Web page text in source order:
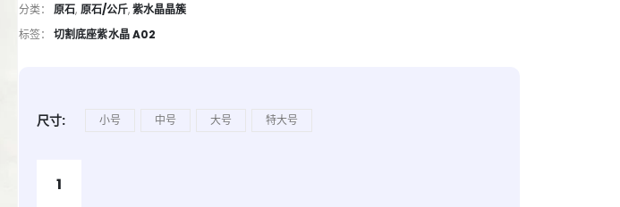
分类：原石, 原石/公斤,紫水晶晶簇
标签：切割底座紫水晶 A02
尺寸 小号 中号 大号 特大号